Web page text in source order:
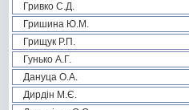
Гривко С.Д.
Гришина Ю.М.
Грищук Р.П.
Гунько А.Г.
Дануца О.А.
Дирдін М.Є.